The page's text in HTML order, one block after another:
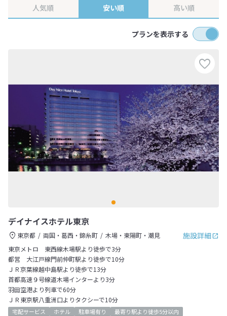
人気順 安い順 高い順
プランを表示する
デイナイスホテル東京
施設詳細
東京都 両国・葛西・錦糸町
木場・東陽町・潮見
東京メトロ 東西線木場駅より徒歩で3分
都営 大江戸線門前仲町駅より徒歩で10分
ＪＲ京葉線越中島駅より徒歩で13分
首都高速９号線道木場インターより3分
羽田空港より列車で60分
ＪＲ東京駅八重洲口よりタクシーで10分
宅配サービス ホテル 駐車場有り 最寄り駅より徒歩5分以内